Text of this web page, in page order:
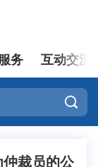
登录
务 互动交流

裁员的公